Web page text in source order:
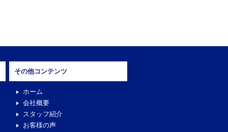
その他コンテンツ
ホーム
会社概要
スタッフ紹介
お客様の声